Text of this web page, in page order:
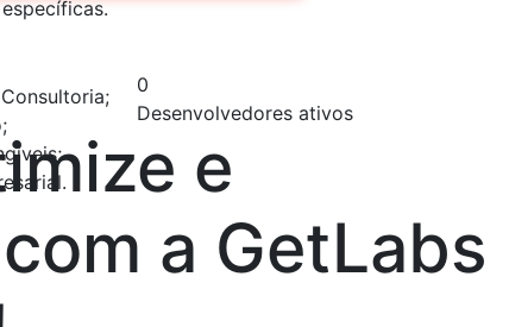
0
Desenvolvedores ativos
e
a GetLabs